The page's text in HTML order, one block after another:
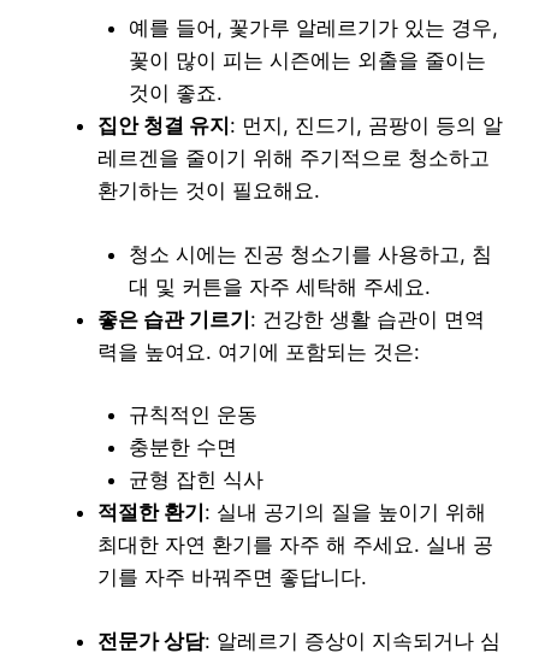
예를 들어, 꽃가루 알레르기가 있는 경우,
꽃이 많이 피는 시즌에는 외출을 줄이는
것이 좋죠.
집안 청결 유지 : 먼지, 진드기, 곰팡이 등의 알
레르겐을 줄이기 위해 주기적으로 청소하고
환기하는 것이 필요해요.
청소 시에는 진공 청소기를 사용하고, 침
대 및 커튼을 자주 세탁해 주세요.
좋은 습관 기르기: 건강한 생활 습관이 면역
력을 높여요. 여기에 포함되는 것은:
규칙적인 운동
충분한 수면
균형 잡힌 식사
적절한 환기 : 실내 공기의 질을 높이기 위해
최대한 자연 환기를 자주 해 주세요. 실내 공
기를 자주 바꿔주면 좋답니다.
전문가 상담: 알레르기 증상이 지속되거나 심